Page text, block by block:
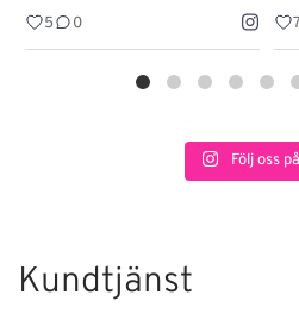
5 0
Följ oss
Kundtjänst